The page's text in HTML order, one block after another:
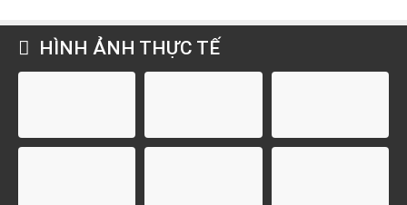
HÌNH ẢNH THỰC TẾ